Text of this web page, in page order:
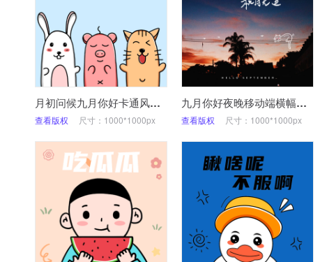
月初问候九月你好卡通风朋友圈封面
查看版权 尺寸：1000*1000px
九月你好夜晚移动端横幅广告
查看版权 尺寸：1000*1000px